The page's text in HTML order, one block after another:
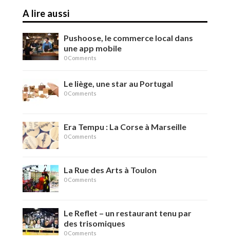
A lire aussi
Pushoose, le commerce local dans
une app mobile
0 Comments
Le liège, une star au Portugal
0 Comments
Era Tempu : La Corse à Marseille
0 Comments
La Rue des Arts à Toulon
0 Comments
Le Reflet – un restaurant tenu par
des trisomiques
0 Comments